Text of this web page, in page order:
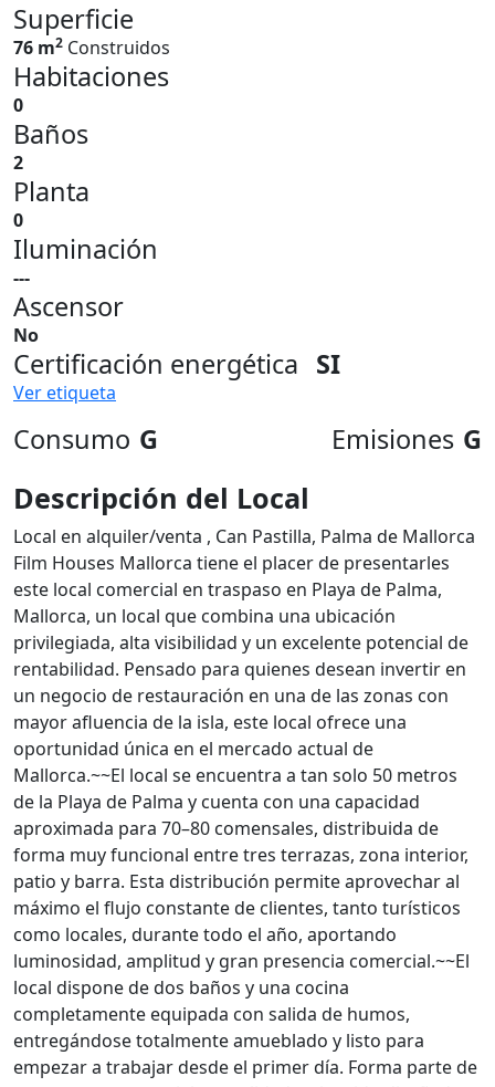
Superficie
76 m2 Construidos
Habitaciones
0
Baños
2
Planta
0
Iluminación
---
Ascensor
No
Certificación energética SI
Ver etiqueta
Consumo G Emisiones G
Descripción del Local
Local en alquiler/venta , Can Pastilla, Palma de Mallorca
Film Houses Mallorca tiene el placer de presentarles
este local comercial en traspaso en Playa de Palma,
Mallorca, un local que combina una ubicación
privilegiada, alta visibilidad y un excelente potencial de
rentabilidad. Pensado para quienes desean invertir en
un negocio de restauración en una de las zonas con
mayor afluencia de la isla, este local ofrece una
oportunidad única en el mercado actual de
Mallorca.~~El local se encuentra a tan solo 50 metros
de la Playa de Palma y cuenta con una capacidad
aproximada para 70–80 comensales, distribuida de
forma muy funcional entre tres terrazas, zona interior,
patio y barra. Esta distribución permite aprovechar al
máximo el flujo constante de clientes, tanto turísticos
como locales, durante todo el año, aportando
luminosidad, amplitud y gran presencia comercial.~~El
local dispone de dos baños y una cocina
completamente equipada con salida de humos,
entregándose totalmente amueblado y listo para
empezar a trabajar desde el primer día. Forma parte de